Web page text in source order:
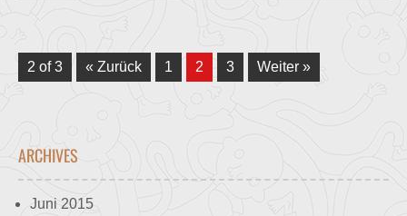
2 of 3 « Zurück 1 2 3 Weiter »
ARCHIVES
Juni 2015